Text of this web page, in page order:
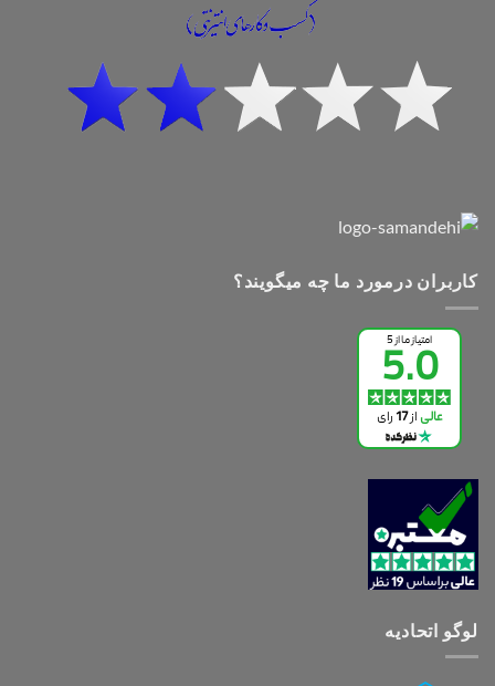
کاربران درمورد ما چه میگویند؟
لوگو اتحادیه